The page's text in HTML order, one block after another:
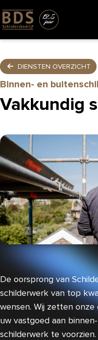
DIENSTEN OVERZICHT
Binnen- en
Vakkundig
De oorsprong van
schilderwerk van top
wensen. Wij zetten
uw vastgoed aan
schilderwerk te